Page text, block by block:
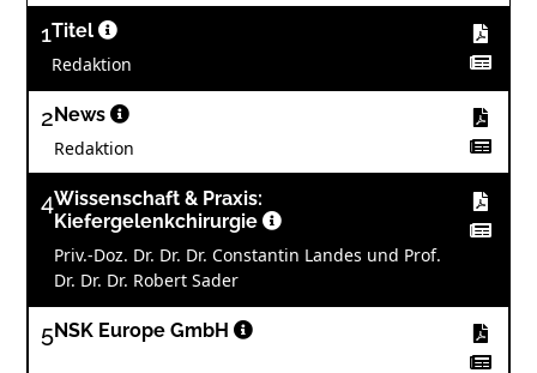
1Titel
Redaktion
2 News
Redaktion
4Wissenschaft & Praxis:
Kiefergelenkchirurgie
Priv.-Doz. Dr. Dr. Dr. Constantin Landes und Prof.
Dr. Dr. Dr. Robert Sader
5NSK Europe GmbH